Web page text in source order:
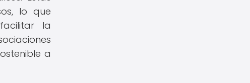
lo que
la
a